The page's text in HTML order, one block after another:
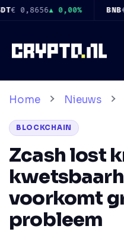
Ga
inhoud
USDC € 0,8660 ▲
Home Nieuws
BLOCKCHAIN
Zcash lost
voorkomt
probleem